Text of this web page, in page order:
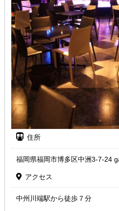
住所
福岡県福岡市博多区中洲3-7-24
アクセス
中州川端駅から徒歩７分